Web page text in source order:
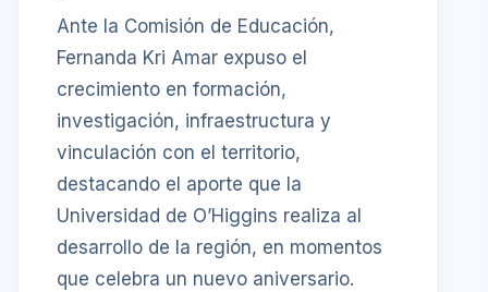
Ante la Comisión de Educación,
Fernanda Kri Amar expuso el
crecimiento en formación,
investigación, infraestructura y
vinculación con el territorio,
destacando el aporte que la
Universidad de O’Higgins realiza al
desarrollo de la región, en momentos
que celebra un nuevo aniversario.